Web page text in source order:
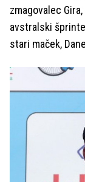
zmagovalec
avstralski
stari maček,